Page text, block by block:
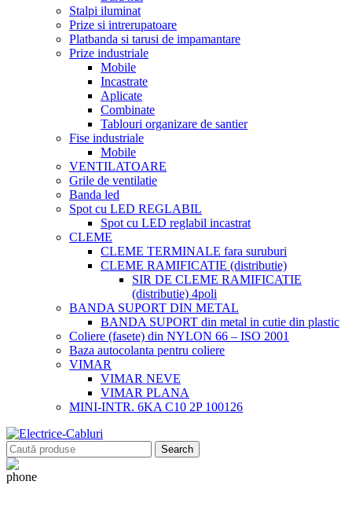
Stalpi iluminat
Prize si intrerupatoare
Platbanda si tarusi de impamantare
Prize industriale
Mobile
Incastrate
Aplicate
Combinate
Tablouri organizare de santier
Fise industriale
Mobile
VENTILATOARE
Grile de ventilatie
Banda led
Spot cu LED REGLABIL
Spot cu LED reglabil incastrat
CLEME
CLEME TERMINALE fara suruburi
CLEME RAMIFICATIE (distributie)
SIR DE CLEME RAMIFICATIE
(distributie) 4poli
BANDA SUPORT DIN METAL
BANDA SUPORT din metal in cutie din plastic
Coliere (fasete) din NYLON 66 – ISO 2001
Baza autocolanta pentru coliere
VIMAR
VIMAR NEVE
VIMAR PLANA
MINI-INTR. 6KA C10 2P 100126
Search